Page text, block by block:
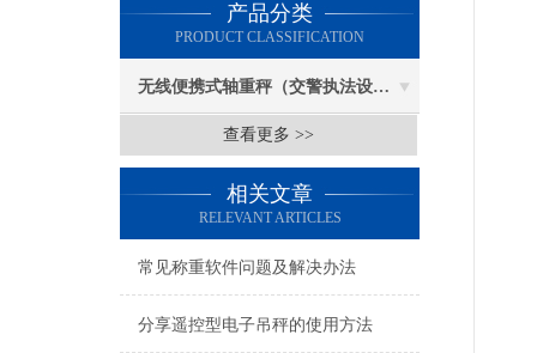
产品分类
PRODUCT CLASSIFICATION
无线便携式轴重秤（交警执法设备）
查看更多 >>
相关文章
RELEVANT ARTICLES
常见称重软件问题及解决办法
分享遥控型电子吊秤的使用方法